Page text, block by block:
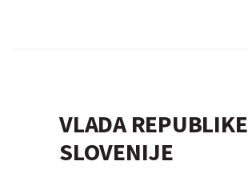
VLADA REPUBLIKE
SLOVENIJE